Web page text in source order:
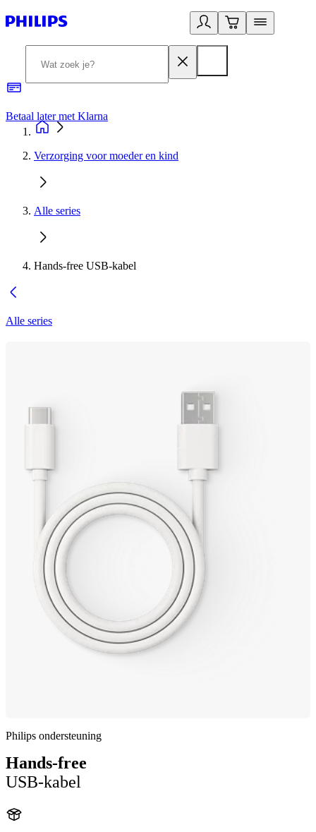
Betaal later met Klarna
Verzorging voor moeder en kind
Alle series
Hands-free USB-kabel
Alle series
Philips ondersteuning
Hands-free
USB-kabel